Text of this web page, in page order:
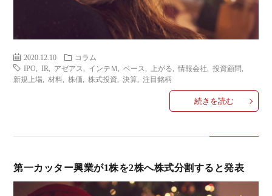
2020.12.10
コラム
IPO
,IR アゼアス インテＭ ,ベース 上がる ,情報会社 ,投資顧問
新規上場 ,材料 ,株価 ,株式投資 ,決算 ,注目銘柄
続きを読む
第一カッター興業が1株を2株へ株式分割すると発表